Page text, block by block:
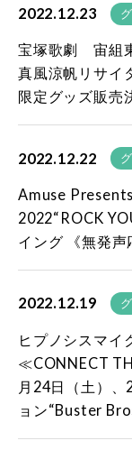
2022.12.23
宝塚歌劇 宙組
真風涼帆リサイ
限定グッズ販売
2022.12.22
Amuse
2022“ROCK
イング 《無発声
2022.12.19
ヒプノシスマ
≪CONNECT
月24日（土）
ョン“Buster